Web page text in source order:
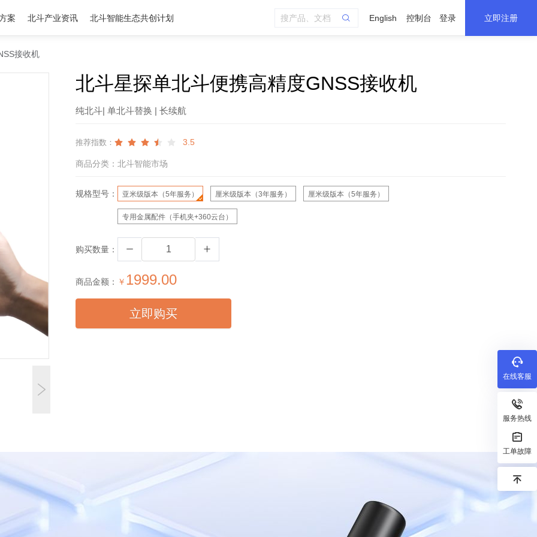
案 北斗产业资讯 北斗智能生态共创计划 English 控制台 登录 立即注册
接收机
北斗星探单北斗便携高精度GNSS接收机
纯北斗| 单北斗替换 | 长续航
推荐指数： 3.5
商品分类： 北斗智能市场
规格型号： 亚米级版本（5年服务） 厘米级版本（3年服务） 厘米级版本（5年服务）
专用金属配件（手机夹+360云台）
购买数量：
商品金额： ￥ 1999.00
立即购买
在线客服
服务热线
工单故障